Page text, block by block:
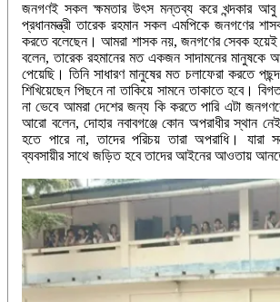
জনগণই সকল ক্ষমতার উৎস মন্তব্য করে খন্দকার
প্রধানমন্ত্রী তারেক রহমান সকল এমপিকে জনগণের
করতে বলেছেন। আমরা শাসক নয়, জনগণের সেবক
বলেন, তারেক রহমানের মত একজন সাদামনের মানুষকে
পেয়েছি। তিনি সাধারণ মানুষের মত চলাফেরা করতে
শিখিয়েছেন পিছনে না তাকিয়ে সামনে তাকাতে হবে।
না ভেবে আমরা দেশের জন্য কি করতে পারি এটা
আরো বলেন, দোহার নবাবগঞ্জে কোন অপরাধীর স্থান
হতে পারে না, তাদের পরিচয় তারা অপরাধি। যারা
ব্যবসায়ীর সাথে জড়িত হবে তাদের আইনের আওতায়